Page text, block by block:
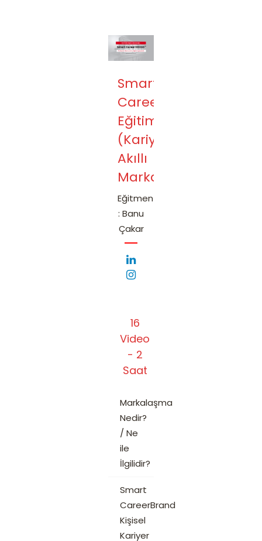
Smart
CareerBrand
Eğitimi
(Kariyerde
Akıllı
Markalaşma)
Eğitmen
: Banu
Çakar
16
Video
- 2
Saat
Markalaşma
Nedir?
/ Ne
ile
İlgilidir?
Smart
CareerBrand
Kişisel
Kariyer